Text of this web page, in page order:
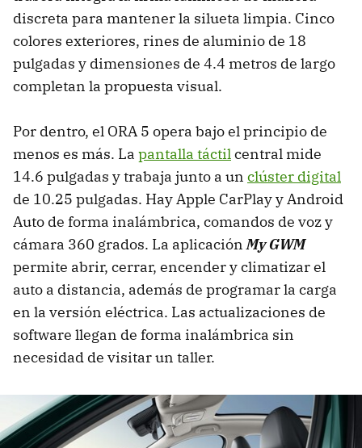
discreta para mantener la silueta limpia. Cinco
colores exteriores, rines de aluminio de 18
pulgadas y dimensiones de 4.4 metros de largo
completan la propuesta visual.
Por dentro, el ORA 5 opera bajo el principio de
menos es más. La pantalla táctilcentral mide
14.6 pulgadas y trabaja junto a un clúster digital
de 10.25 pulgadas. Hay Apple CarPlay y Android
Auto de forma inalámbrica, comandos de voz y
cámara 360 grados. La aplicaciónMy GWM
permite abrir, cerrar, encender y climatizar el
auto a distancia, además de programar la carga
en la versión eléctrica. Las actualizaciones de
software llegan de forma inalámbrica sin
necesidad de visitar un taller.